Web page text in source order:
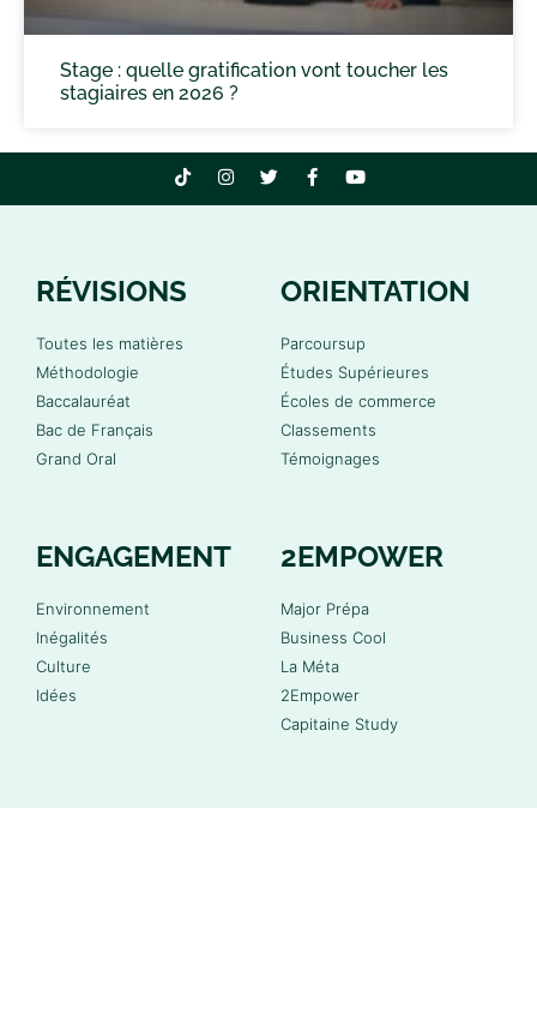
Stage : quelle gratification vont toucher les
stagiaires en 2026 ?
RÉVISIONS
Toutes les matières
Méthodologie
Baccalauréat
Bac de Français
Grand Oral
ORIENTATION
Parcoursup
Études Supérieures
Écoles de commerce
Classements
Témoignages
ENGAGEMENT
Environnement
Inégalités
Culture
Idées
2EMPOWER
Major Prépa
Business Cool
La Méta
2Empower
Capitaine Study